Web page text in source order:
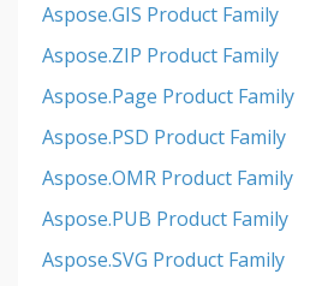
Aspose.GIS Product Family
Aspose.ZIP Product Family
Aspose.Page Product Family
Aspose.PSD Product Family
Aspose.OMR Product Family
Aspose.PUB Product Family
Aspose.SVG Product Family